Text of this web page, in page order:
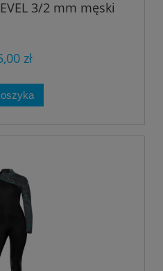
3/2 mm męski
zł